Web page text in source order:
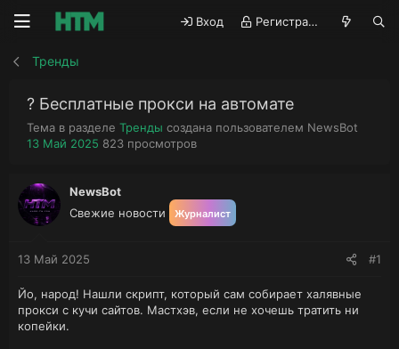
Вход Регистрация
Тренды
? Бесплатные прокси на автомате
Тема в разделе Тренды создана пользователем А
NewsBot
Д
а
н
а
а
13 Май 2025 П
с
823 просмотров
NewsBot
Свежие новости
Журналист
13 Май 2025 #1
Йо, народ! Нашли скрипт, который сам собирает халявные
прокси с кучи сайтов. Мастхэв, если не хочешь тратить ни
копейки.